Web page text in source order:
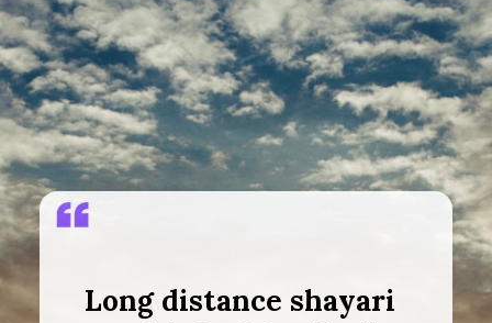
Long distance shayari